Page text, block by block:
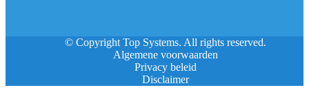
© Copyright Top Systems. All rights reserved.
Algemene voorwaarden
Privacy beleid
Disclaimer